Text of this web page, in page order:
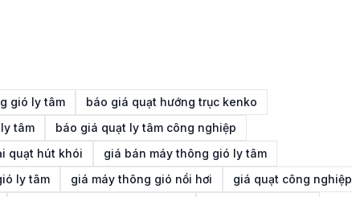
gió ly tâm
báo giá quạt hướng trục kenko
tâm
báo giá quạt ly tâm công nghiệp
quạt hút khói
giá bán máy thông gió ly tâm
ly tâm giá máy thông gió nồi hơi
giá quạt công nghiệp